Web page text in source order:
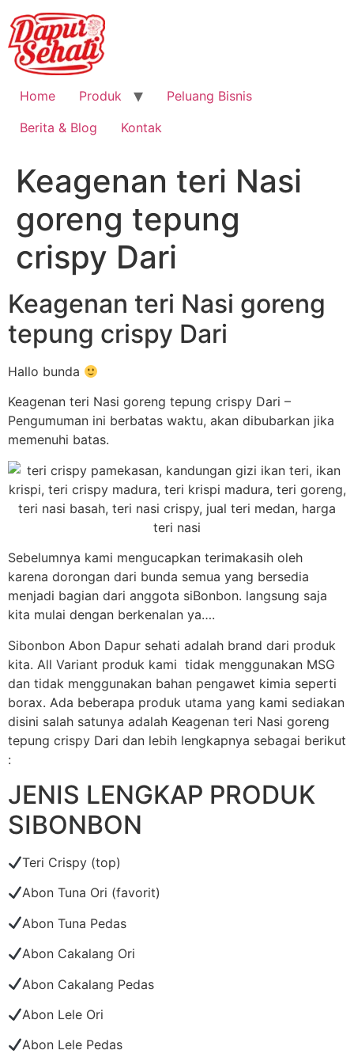
Home Produk
Peluang Bisnis
Berita & Blog
Kontak
Keagenan teri Nasi
goreng tepung
crispy Dari
Keagenan teri Nasi goreng
tepung crispy Dari
Hallo bunda
Keagenan teri Nasi goreng tepung crispy Dari –
Pengumuman ini berbatas waktu, akan dibubarkan jika
memenuhi batas.
Sebelumnya kami mengucapkan terimakasih oleh
karena dorongan dari bunda semua yang bersedia
menjadi bagian dari anggota siBonbon. langsung saja
kita mulai dengan berkenalan ya….
Sibonbon Abon Dapur sehati adalah brand dari produk
kita. All Variant produk kami tidak menggunakan MSG
dan tidak menggunakan bahan pengawet kimia seperti
borax. Ada beberapa produk utama yang kami sediakan
disini salah satunya adalah Keagenan teri Nasi goreng
tepung crispy Dari dan lebih lengkapnya sebagai berikut
:
JENIS LENGKAP PRODUK
SIBONBON
Teri Crispy (top)
Abon Tuna Ori (favorit)
Abon Tuna Pedas
Abon Cakalang Ori
Abon Cakalang Pedas
Abon Lele Ori
Abon Lele Pedas